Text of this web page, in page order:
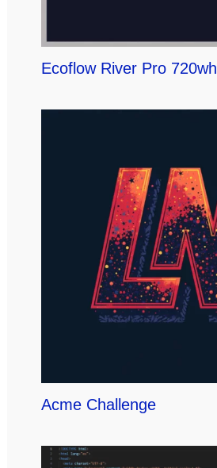
Ecoflow River Pro 720wh
Acme Challenge